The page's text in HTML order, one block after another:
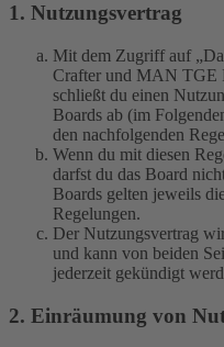
1. Nutzungsvertrag
Mit dem Zugriff auf
Crafter und MAN TGE
schließt du einen
Boards ab (im
den nachfolgenden
Wenn du mit diesen
darfst du das Board
Boards gelten jeweils
Regelungen.
Der Nutzungsvertrag
und kann von beiden
jederzeit gekündigt
2. Einräumung von